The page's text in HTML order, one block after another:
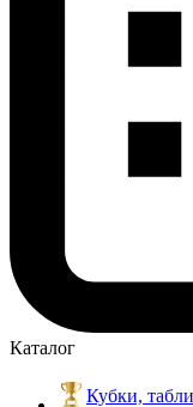
Каталог
Кубки,